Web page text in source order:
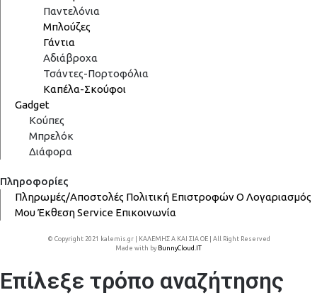
Παντελόνια
Μπλούζες
Γάντια
Αδιάβροχα
Τσάντες-Πορτοφόλια
Καπέλα-Σκούφοι
Gadget
Κούπες
Μπρελόκ
Διάφορα
Πληροφορίες
Πληρωμές/Αποστολές Πολιτική ΕπιστροφώνΟ Λογαριασμός
ΜουΈκθεσηService Επικοινωνία
© Copyright 2021 kalemis.gr | ΚΑΛΕΜΗΣ Α ΚΑΙ ΣΙΑ ΟΕ | All Right Reserved
Made with by BunnyCloud.IT
Επίλεξε τρόπο αναζήτησης